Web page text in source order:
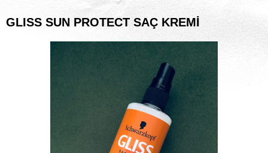
GLISS SUN PROTECT SAÇ KREMİ